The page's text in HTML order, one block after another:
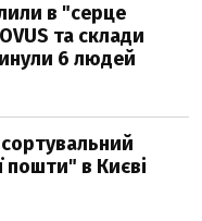
в "серце
та склади
6 людей
пошти" в Києві